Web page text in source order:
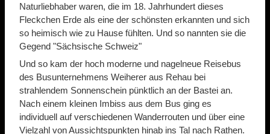
Naturliebhaber waren, die im 18. Jahrhundert dieses
Fleckchen Erde als eine der schönsten erkannten und sich
so heimisch wie zu Hause fühlten. Und so nannten sie die
Gegend "Sächsische Schweiz"
Und so kam der hoch moderne und nagelneue Reisebus
des Busunternehmens Weiherer aus Rehau bei
strahlendem Sonnenschein pünktlich an der Bastei an.
Nach einem kleinen Imbiss aus dem Bus ging es
individuell auf verschiedenen Wanderrouten und über eine
Vielzahl von Aussichtspunkten hinab ins Tal nach Rathen.